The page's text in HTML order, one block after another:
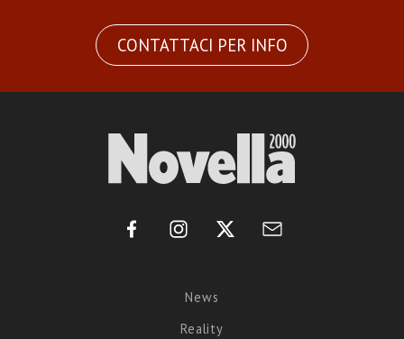
CONTATTACI PER INFO
News
Reality